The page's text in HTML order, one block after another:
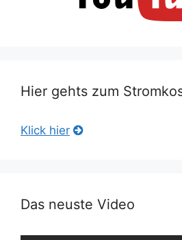
Hier gehts zum
Klick hier
Das neuste Video